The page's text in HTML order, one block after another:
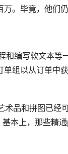
。毕竟，他们
和编写软文本等
单组以从订单中
术品和拼图已经
本上，那些精